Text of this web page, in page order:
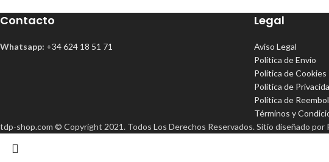
Contacto
Whatsapp: +34 624 18 51 71
Legal
Aviso Legal
Política de Envío
Política de Cookies
Política de
Política de
Términos y
tdp-shop.com © Copyright 2021. Todos Los Derechos Reservados. Sitio diseñado por